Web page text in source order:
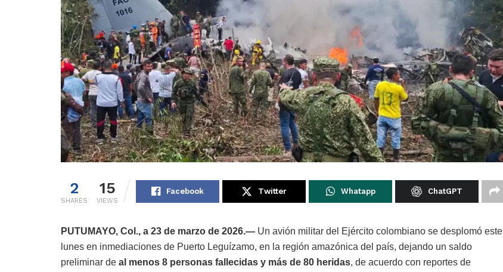
2
SHARES
15
VIEWS
Facebook Twitter Whatapp ChatGPT
PUTUMAYO, Col., a 23 de marzo de 2026.— Un avión militar del Ejército colombiano se desplomó este
lunes en inmediaciones de Puerto Leguízamo, en la región amazónica del país, dejando un saldo
preliminar de al menos 8 personas fallecidas y más de 80 heridas, de acuerdo con reportes de